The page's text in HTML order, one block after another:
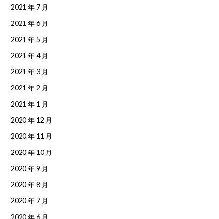
2021 年 7 月
2021 年 6 月
2021 年 5 月
2021 年 4 月
2021 年 3 月
2021 年 2 月
2021 年 1 月
2020 年 12 月
2020 年 11 月
2020 年 10 月
2020 年 9 月
2020 年 8 月
2020 年 7 月
2020 年 6 月